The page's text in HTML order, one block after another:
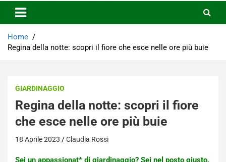
Home
Regina della notte: scopri il fiore che esce nelle ore più buie
GIARDINAGGIO
Regina della notte: scopri il fiore
che esce nelle ore più buie
18 Aprile 2023 Claudia Rossi
Sei un appassionat* di giardinaggio? Sei nel posto giusto.